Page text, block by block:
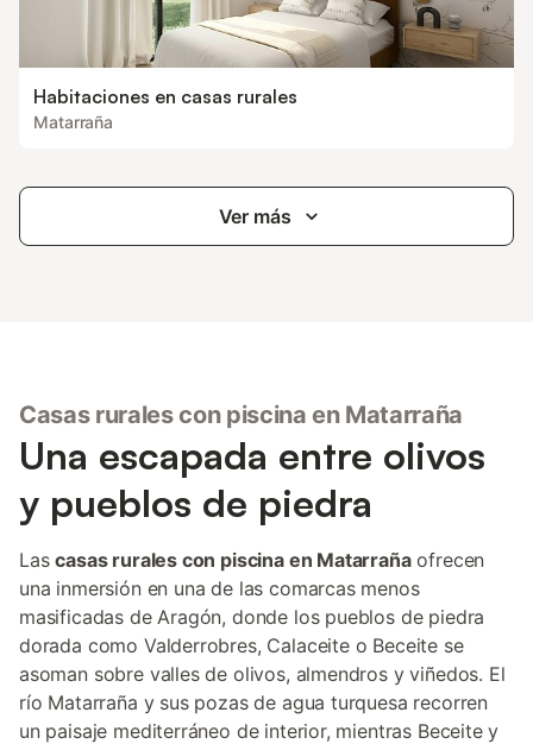
Habitaciones en casas rurales
Matarraña
Ver más
Casas rurales con piscina en Matarraña
Una escapada entre olivos
y pueblos de piedra
Lascasas rurales con piscina en Matarrañaofrecen
una inmersión en una de las comarcas menos
masificadas de Aragón, donde los pueblos de piedra
dorada como Valderrobres, Calaceite o Beceite se
asoman sobre valles de olivos, almendros y viñedos. El
río Matarraña y sus pozas de agua turquesa recorren
un paisaje mediterráneo de interior, mientras Beceite y